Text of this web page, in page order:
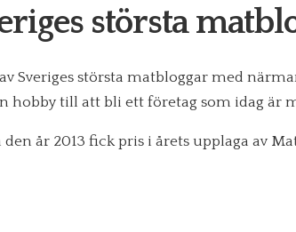
största
Sveriges största matbloggar med
hobby till att bli ett företag som idag är
år 2013 fick pris i årets upplaga av